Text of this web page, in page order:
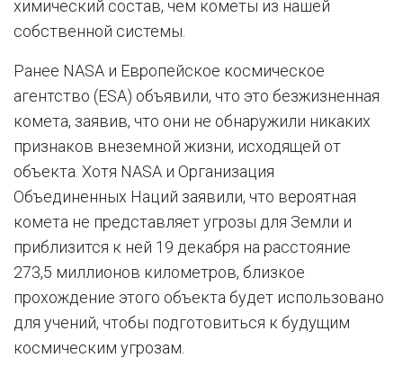
химический состав, чем кометы из нашей
собственной системы.
Ранее NASA и Европейское космическое
агентство (ESA) объявили, что это безжизненная
комета, заявив, что они не обнаружили никаких
признаков внеземной жизни, исходящей от
объекта. Хотя NASA и Организация
Объединенных Наций заявили, что вероятная
комета не представляет угрозы для Земли и
приблизится к ней 19 декабря на расстояние
273,5 миллионов километров, близкое
прохождение этого объекта будет использовано
для учений, чтобы подготовиться к будущим
космическим угрозам.